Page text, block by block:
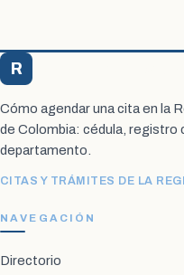
R
Cómo agendar una cita en la
de Colombia: cédula, registro
departamento.
CITAS Y TRÁMITES DE LA
NAVEGACIÓN
Directorio